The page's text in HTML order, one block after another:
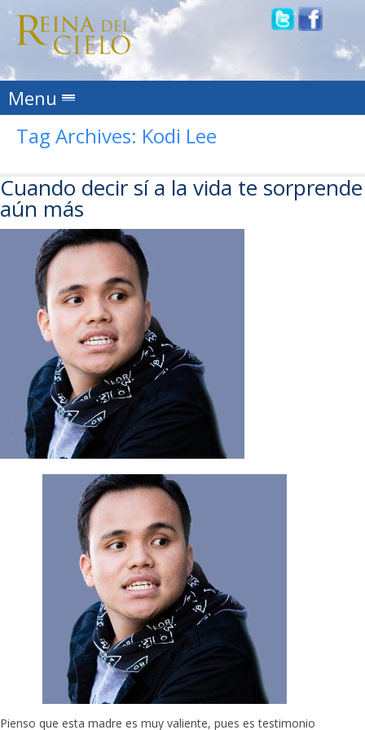
Menu Skip to content
Tag Archives: Kodi Lee
Cuando decir sí a la vida te sorprende
aún más
Pienso que esta madre es muy valiente, pues es testimonio